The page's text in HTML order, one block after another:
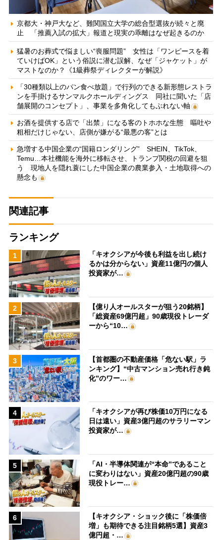
京都大・神戸大など、難関国立大学の総合型選抜が続々と廃
止 「推薦入試の拡大」報道と現実の乖離はなぜ起きるのか
猛暑のお葬式で悩ましい“喪服問題” 女性は「ワンピースを着
ていけばOK」という俗説に潜む誤解、なぜ「ジャケット」が
マストなのか？《1級葬祭ディレクターが解説》
「30種類以上のパン食べ放題」で行列のできる新形態レストラ
ンを手掛けるサンマルクホールディングス 同社に聞いた「店
舗展開のコンセプト」、事業を多角化してもぶれない軸
お酒を提供する店で「出禁」になる客のトホホな生態 嘔吐や
粗相だけじゃない、店側が嫌がる“最悪の客”とは
急増する中国企業の“国籍ロンダリング” SHEIN、TikTok、
Temu…本社機能を海外に移転させ、トランプ関税の回避を狙
う 現地人を隠れ蓑にした中国企業の農業参入・土地取得への
懸念も
関連記事
ランキング
1
「キオクシアが今後も利益を出し続け
るかは分からない」資産11億円の個人
投資家が…
2
【億り人オールスターが狙う20銘柄】
「総資産69億円超」90歳現役トレーダ
ーから“10…
3
【首都圏の不動産価格「危ない駅」ラ
ンキング】“中古マンション売れ行き鈍
化”のワー…
4
「キオクシアが再び株価10万円になる
日は遠い」資産3億円超のサラリーマン
投資家が…
5
「AI・半導体関連が“本命”であること
に変わりはない」資産20億円超の90歳
現役トレー…
6
【キオクシア・ショック後に「株価倍
増」も期待できる注目銘柄5選】資産3
億円超・…